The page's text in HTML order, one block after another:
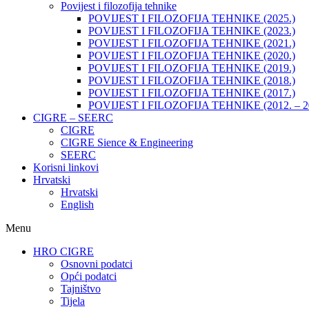
Povijest i filozofija tehnike
POVIJEST I FILOZOFIJA TEHNIKE (2025.)
POVIJEST I FILOZOFIJA TEHNIKE (2023.)
POVIJEST I FILOZOFIJA TEHNIKE (2021.)
POVIJEST I FILOZOFIJA TEHNIKE (2020.)
POVIJEST I FILOZOFIJA TEHNIKE (2019.)
POVIJEST I FILOZOFIJA TEHNIKE (2018.)
POVIJEST I FILOZOFIJA TEHNIKE (2017.)
POVIJEST I FILOZOFIJA TEHNIKE (2012. –
CIGRE – SEERC
CIGRE
CIGRE Sience & Engineering
SEERC
Korisni linkovi
Hrvatski
Hrvatski
English
Menu
HRO CIGRE
Osnovni podatci​
Opći podatci
Tajništvo
Tijela